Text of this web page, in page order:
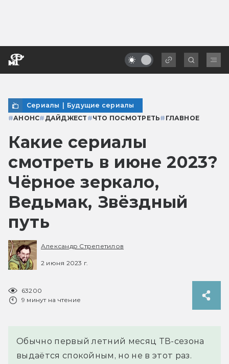
Сериалы | Будущие сериалы
#АНОНС# ДАЙДЖЕСТ #ЧТО ПОСМОТРЕТЬ# ГЛАВНОЕ
Какие сериалы
смотреть в июне 2023?
Чёрное зеркало,
Ведьмак, Звёздный
путь
Александр Стрепетилов
2 июня 2023 г.
63200
9 минут на чтение
Обычно первый летний месяц ТВ-сезона
выдаётся спокойным, но не в этот раз.